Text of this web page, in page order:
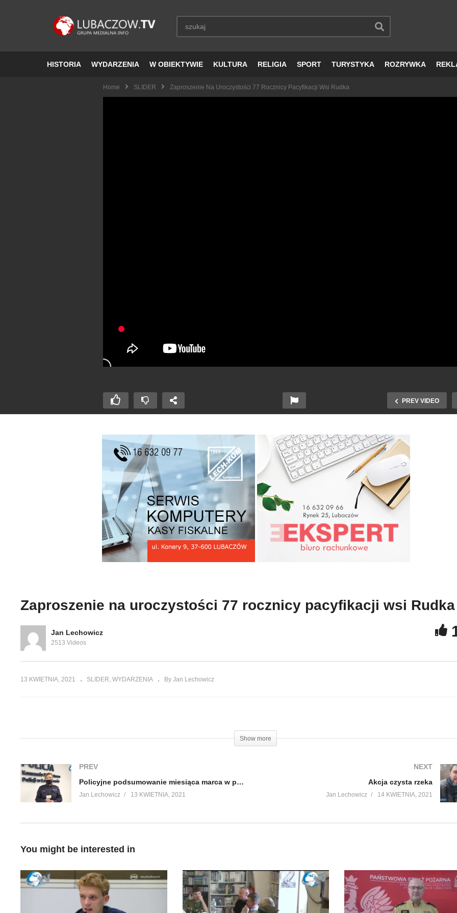
HISTORIA WYDARZENIA W OBIEKTYWIE KULTURA RELIGIA SPORT TURYSTYKA ROZRYWKA
Home SLIDER Zaproszenie Na Uroczystości 77 Rocznicy Pacyfikacji Wsi Rudka
PREV VIDEO
Czysta Rzeka Gorajec – gm.
Cieszanów
Policyjne podsumowanie
miesiąca marca w powiecie
Zaproszenie na
uroczystości 77 rocznicy
pacyfikacji wsi Rudka
Zaproszenie na uroczystości 77 rocznicy pacyfikacji wsi Rudka
Jan Lechowicz
2513 Videos
13 KWIETNIA, 2021 SLIDER WYDARZENIA By Jan Lechowicz
Show more
PREV
Policyjne podsumowanie miesiąca marca w powiecie
Jan Lechowicz 13 KWIETNIA, 2021
NEXT
Akcja czysta rzeka
Jan Lechowicz 14 KWIETNIA, 2021
You might be interested in